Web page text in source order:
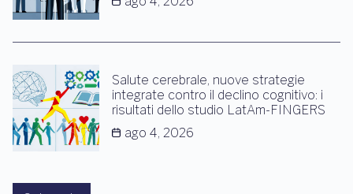
Salute cerebrale, nuove strategie
integrate contro il declino cognitivo: i
risultati dello studio LatAm-FINGERS
ago 4, 2026